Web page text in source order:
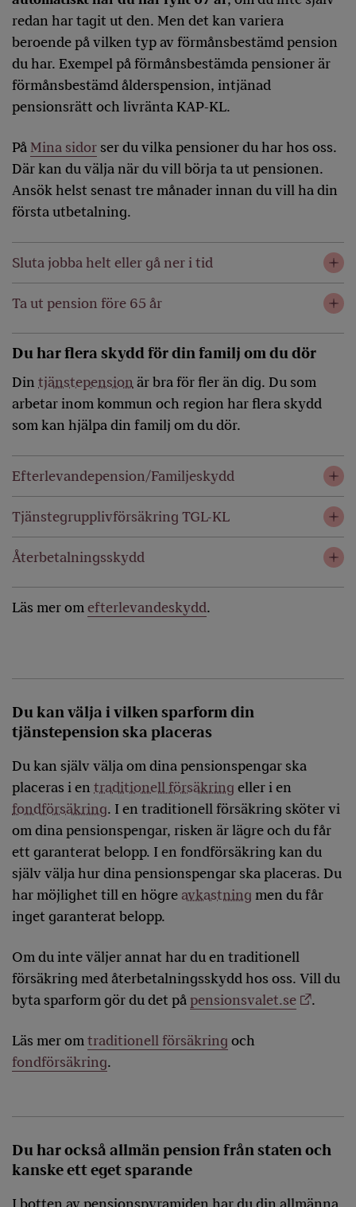
redan har tagit ut den. Men det kan variera
beroende på vilken typ av förmånsbestämd pension
du har. Exempel på förmånsbestämda pensioner är
förmånsbestämd ålderspension, intjänad
pensionsrätt och livränta KAP-KL.
På Mina sidor ser du vilka pensioner du har hos oss.
Där kan du välja när du vill börja ta ut pensionen.
Ansök helst senast tre månader innan du vill ha din
första utbetalning.
Sluta jobba helt eller gå ner i tid
Ta ut pension före 65 år
Du har flera skydd för din familj om du dör
Din tjänstepension är bra för fler än dig. Du som
arbetar inom kommun och region har flera skydd
som kan hjälpa din familj om du dör.
Efterlevandepension/Familjeskydd
Tjänstegrupplivförsäkring TGL-KL
Återbetalningsskydd
Läs mer omefterlevandeskydd.
Du kan välja i vilken sparform din
tjänstepension ska placeras
Du kan själv välja om dina pensionspengar ska
placeras i en traditionell försäkring eller i en
fondförsäkring. I en traditionell försäkring sköter vi
om dina pensionspengar, risken är lägre och du får
ett garanterat belopp. I en fondförsäkring kan du
själv välja hur dina pensionspengar ska placeras. Du
har möjlighet till en högreavkastning men du får
inget garanterat belopp.
Om du inte väljer annat har du en traditionell
försäkring med återbetalningsskydd hos oss. Vill du
byta sparform gör du det på pensionsvalet.se .
Läs mer omtraditionell försäkring och
fondförsäkring.
Du har också allmän pension från staten och
kanske ett eget sparande